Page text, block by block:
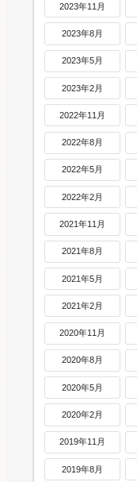
2023年11月
2023年8月
2023年5月
2023年2月
2022年11月
2022年8月
2022年5月
2022年2月
2021年11月
2021年8月
2021年5月
2021年2月
2020年11月
2020年8月
2020年5月
2020年2月
2019年11月
2019年8月